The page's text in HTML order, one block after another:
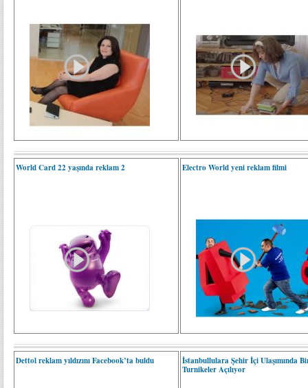
World Card 22 yaşında reklam 2 Electro World yeni reklam filmi
Dettol reklam yıldızını Facebook’ta buldu
İstanbullulara Şehir İçi Ulaşımında
Turnikeler Açılıyor